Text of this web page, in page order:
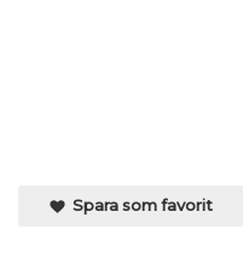
Spara som favorit